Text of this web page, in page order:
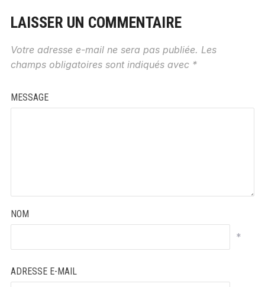
LAISSER UN COMMENTAIRE
Votre adresse e-mail ne sera pas publiée. Les
champs obligatoires sont indiqués avec *
MESSAGE
NOM
*
ADRESSE E-MAIL